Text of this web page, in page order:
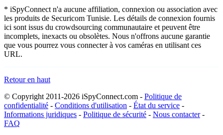
* iSpyConnect n'a aucune affiliation, connexion ou association avec
les produits de Securicom Tunisie. Les détails de connexion fournis
ici sont issus du crowdsourcing communautaire et peuvent être
incomplets, inexacts ou obsolètes. Nous n'offrons aucune garantie
que vous pourrez vous connecter à vos caméras en utilisant ces
URL.
Retour en haut
© Copyright 2011-2026 iSpyConnect.com - Politique de
confidentialité - Conditions d'utilisation - État du service -
Informations juridiques - Politique de sécurité - Nous contacter-
FAQ